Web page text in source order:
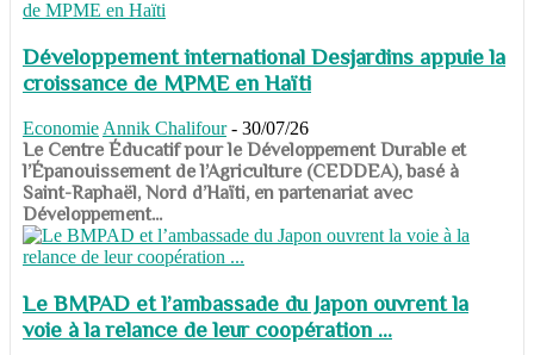
Développement international Desjardins appuie la
croissance de MPME en Haïti
Economie Annik Chalifour - 30/07/26
​​​​​​​Le Centre Éducatif pour le Développement Durable et
l’Épanouissement de l’Agriculture (CEDDEA), basé à
Saint-Raphaël, Nord d’Haïti, en partenariat avec
Développement...
Le BMPAD et l’ambassade du Japon ouvrent la
voie à la relance de leur coopération ...